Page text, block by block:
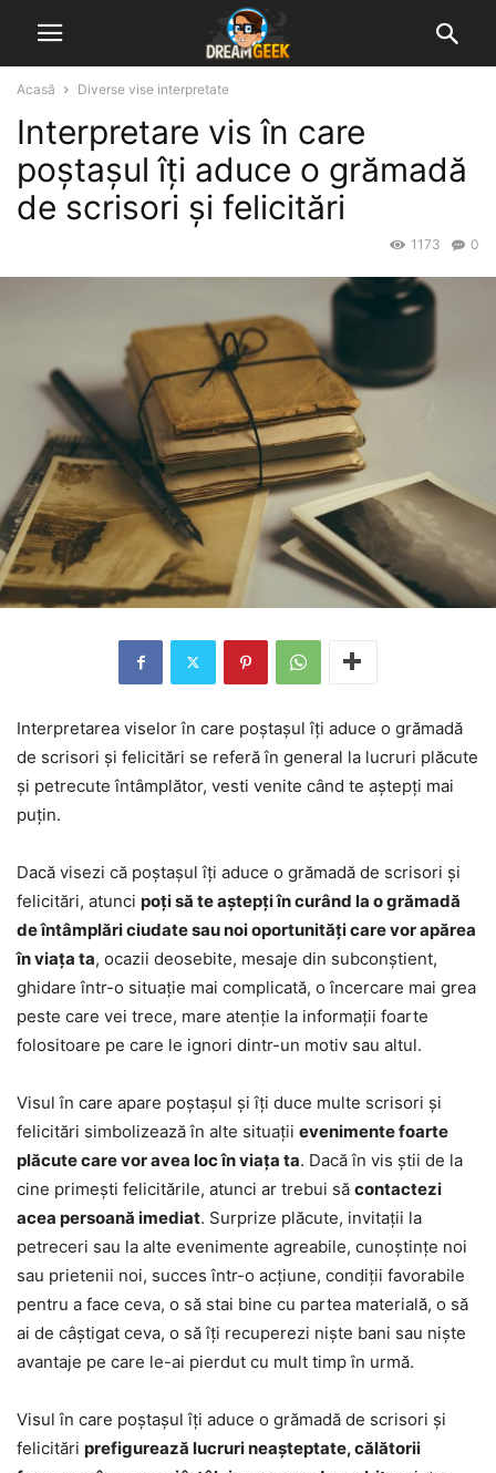
Acasă Diverse vise interpretate
Interpretare vis în care
poștașul îți aduce o grămadă
de scrisori și felicitări
0
1173
Interpretarea viselor în care poștașul îți aduce o grămadă
de scrisori și felicitări se referă în general la lucruri plăcute
și petrecute întâmplător, vesti venite când te aștepți mai
puțin.
Dacă visezi că poștașul îți aduce o grămadă de scrisori și
felicitări, atunci poți să te aștepți în curând la o grămadă
de întâmplări ciudate sau noi oportunități care vor apărea
în viața ta, ocazii deosebite, mesaje din subconștient,
ghidare într-o situație mai complicată, o încercare mai grea
peste care vei trece, mare atenție la informații foarte
folositoare pe care le ignori dintr-un motiv sau altul.
Visul în care apare poștașul și îți duce multe scrisori și
felicitări simbolizează în alte situații evenimente foarte
plăcute care vor avea loc în viața ta. Dacă în vis știi de la
cine primești felicitările, atunci ar trebui să contactezi
acea persoană imediat. Surprize plăcute, invitații la
petreceri sau la alte evenimente agreabile, cunoștințe noi
sau prietenii noi, succes într-o acțiune, condiții favorabile
pentru a face ceva, o să stai bine cu partea materială, o să
ai de câștigat ceva, o să îți recuperezi niște bani sau niște
avantaje pe care le-ai pierdut cu mult timp în urmă.
Visul în care poștașul îți aduce o grămadă de scrisori și
felicitări prefigurează lucruri neașteptate, călătorii